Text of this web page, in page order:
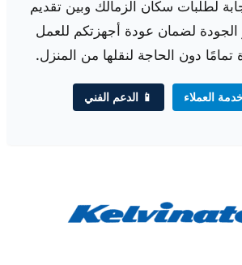
لطلبات سكان الزمالك وبين تقديم
الجودة لضمان عودة أجهزتكم للعمل
تمامًا دون الحاجة لنقلها من المنزل.
العملاء 📱 الدعم الفني